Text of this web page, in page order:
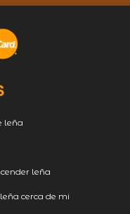
leña
leña
cerca de mi